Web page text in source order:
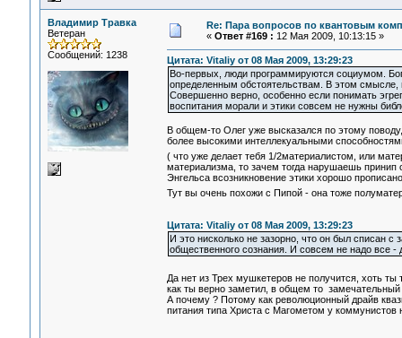
Владимир Травка
Ветеран
Сообщений: 1238
Re: Пара вопросов по квантовым
« Ответ #169 : 12 Мая 2009, 10:13:15 »
Цитата: Vitaliy от 08 Мая 2009, 13:29:23
Во-первых, люди программируются социумом.
определенным обстоятельствам. В этом смысле,
Совершенно верно, особенно если понимать
воспитания морали и этики совсем не нужны
В общем-то Олег уже высказался по этому
более высокими интеллекуальными
( что уже делает тебя 1/2материалистом, или
материализма, то зачем тогда нарушаешь
Энгельса всозникновение этики хорошо
Тут вы очень похожи с Пипой - она тоже
Цитата: Vitaliy от 08 Мая 2009, 13:29:23
И это нисколько не зазорно, что он был списан
общественного сознания. И совсем не надо все -
Да нет из Трех мушкетеров не получится, хоть ты
как ты верно заметил, в общем то
А почему ? Потому как революционный драйв
питания типа Христа с Магометом у коммунистов